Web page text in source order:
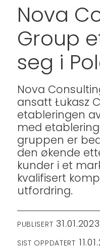
Nova
Group
seg i
Nova
ansatt Łukasz
etableringen
med
gruppen er
den økende
kunder i et
kvalifisert
utfordring.
PUBLISERT
SIST OPPDATERT